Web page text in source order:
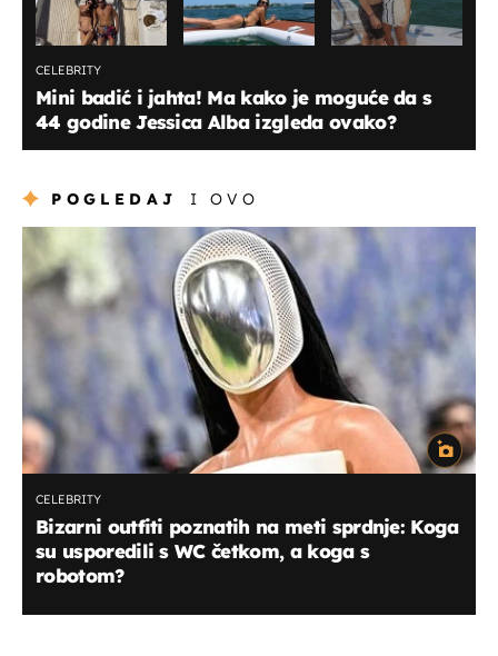
CELEBRITY
Mini badić i jahta! Ma kako je moguće da s
44 godine Jessica Alba izgleda ovako?
POGLEDAJ I OVO
CELEBRITY
Bizarni outfiti poznatih na meti sprdnje: Koga
su usporedili s WC četkom, a koga s
robotom?